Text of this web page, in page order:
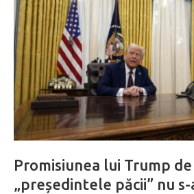
Promisiunea lui Trump
„președintele păcii” nu